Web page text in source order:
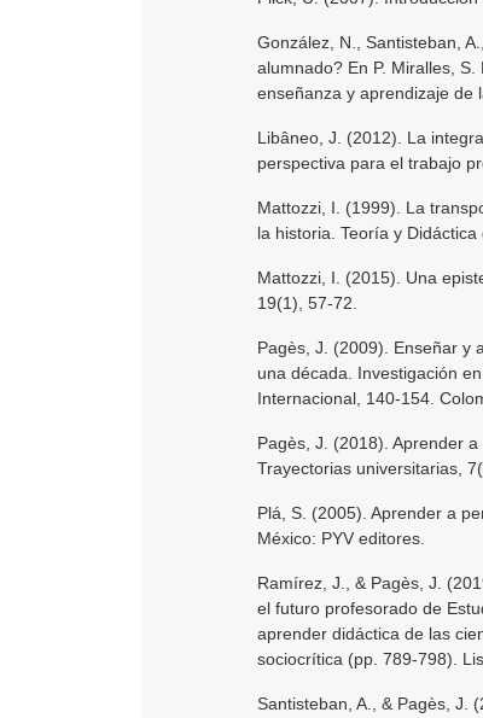
González, N., Santisteban,
alumnado? En P. Miralles,
enseñanza y aprendizaje de
Libâneo, J. (2012). La
perspectiva para el trabajo
Mattozzi, I. (1999). La
la historia. Teoría y
Mattozzi, I. (2015). Una
19(1), 57-72.
Pagès, J. (2009). Enseñar y
una década. Investigación
Internacional, 140-154.
Pagès, J. (2018). Aprender
Trayectorias universitarias,
Plá, S. (2005). Aprender a
México: PYV editores.
Ramírez, J., & Pagès, J.
el futuro profesorado de
aprender didáctica de las
sociocrítica (pp. 789-798).
Santisteban, A., & Pagès, J.